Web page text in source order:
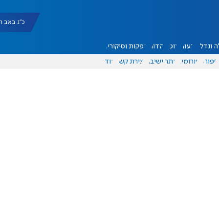
כ"ג באב תשפ"ו
ונדל"ן דעות אוכל יהדות הפקות וסיקורים
ספורט פורומים אתר ישיבה יצירת קשר עוד